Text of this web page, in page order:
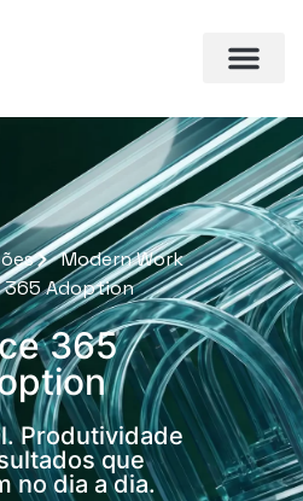
Modern Work
365 Adoption
365
Produtividade
que
no dia a dia.